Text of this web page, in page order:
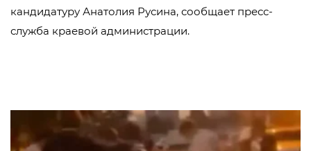
кандидатуру Анатолия Русина, сообщает пресс-
служба краевой администрации.